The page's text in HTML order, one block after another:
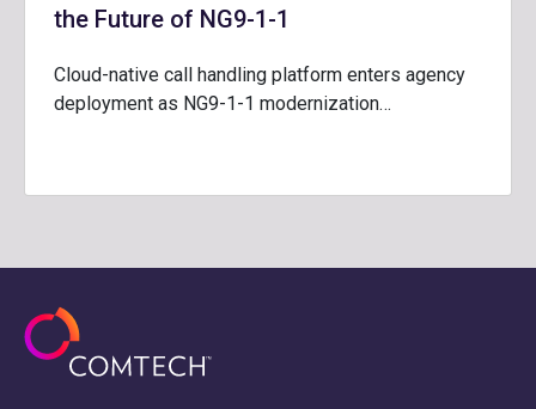
the Future of NG9-1-1
Cloud-native call handling platform enters agency
deployment as NG9-1-1 modernization…